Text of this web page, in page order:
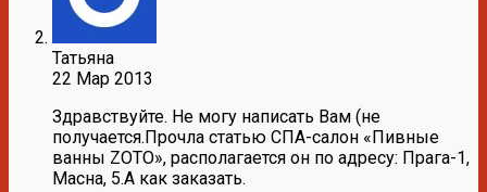
Татьяна
22 Мар 2013
Здравствуйте. Не могу написать Вам (не
получается.Прочла статью СПА-салон «Пивные
ванны ZOTO», располагается он по адресу: Прага-1,
Масна, 5.А как заказать.